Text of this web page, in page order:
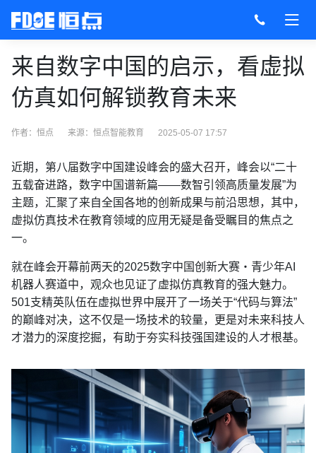
来自数字中国的启示，看虚拟
仿真如何解锁教育未来
作者：恒点 来源： 恒点智能教育 2025-05-07 17:57
近期，第八届数字中国建设峰会的盛大召开，峰会以“二十
五载奋进路，数字中国谱新篇——数智引领高质量发展”为
主题，汇聚了来自全国各地的创新成果与前沿思想，其中，
虚拟仿真技术在教育领域的应用无疑是备受瞩目的焦点之
一。
就在峰会开幕前两天的2025数字中国创新大赛・青少年AI
机器人赛道中，观众也见证了虚拟仿真教育的强大魅力。
501支精英队伍在虚拟世界中展开了一场关于“代码与算法”
的巅峰对决，这不仅是一场技术的较量，更是对未来科技人
才潜力的深度挖掘，有助于夯实科技强国建设的人才根基。